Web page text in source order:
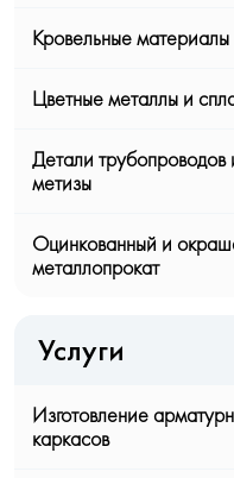
Кровельные материалы
Цветные металлы и
Детали трубопроводов
метизы
Оцинкованный и
металлопрокат
Услуги
Изготовление
каркасов